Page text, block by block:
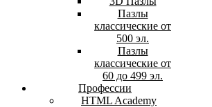
Пазлы
классические от
500 эл.
Пазлы
классические от
60 до 499 эл.
Профессии
HTML Academy